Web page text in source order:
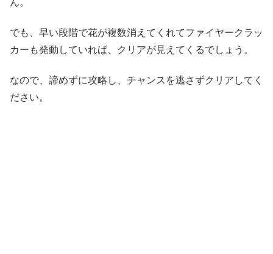
でも、早い段階で花が複数消えてくれてファイヤークラッ
カーも発動していれば、クリアが見えてくるでしょう。
なので、諦めずに攻略し、チャンスを逃さずクリアしてく
ださい。